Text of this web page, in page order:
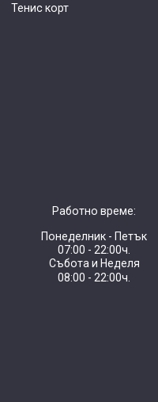
Тенис корт
Работно време:
Понеделник - Петък
07:00 - 22:00ч.
Събота и Неделя
08:00 - 22:00ч.